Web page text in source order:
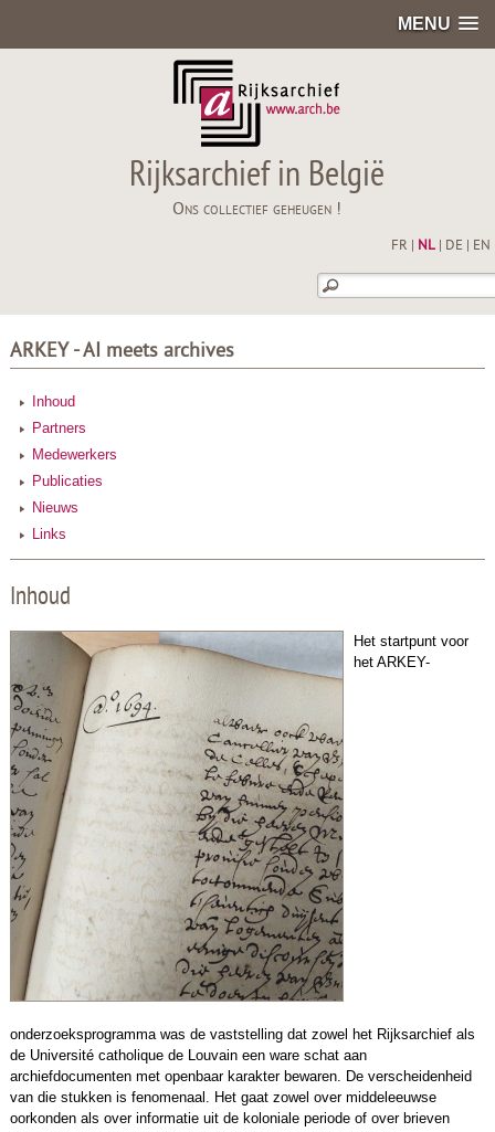
MENU
Rijksarchief in België
Ons collectief geheugen !
FR NL| DE EN
ARKEY - AI meets archives
Inhoud
Partners
Medewerkers
Publicaties
Nieuws
Links
Inhoud
Het startpunt voor
het ARKEY-
onderzoeksprogramma was de vaststelling dat zowel het Rijksarchief als
de Université catholique de Louvain een ware schat aan
archiefdocumenten met openbaar karakter bewaren. De verscheidenheid
van die stukken is fenomenaal. Het gaat zowel over middeleeuwse
oorkonden als over informatie uit de koloniale periode of over brieven